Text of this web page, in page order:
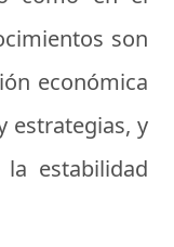
son
económica
estrategias, y
estabilidad